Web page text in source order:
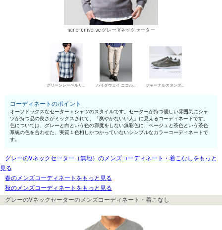
nano･universe グレー Vネックセーター
グリーンレーベルリラクシング シャツ ハイダウェイ ニコル デニムパンツ・ジーンズ ジャーナルスタンダード ローカットスニーカー
コーディネートのポイント
オーソドックスなセーター＋シャツのスタイルです。セーターが持つ優しい雰囲気にシャ
ツが持つ品の良さがミックスされて、「爽やかないい人」に見えるコーディネートです。
色については、グレーと白という色の邪魔をしない無彩色に、ベージュと茶色という茶色
系統の色を合わせた、実質１色相しかつかっていないシンプルなカラーコーディネートで
す。
グレーのVネックセーター（無地）のメンズコーディネート・着こなしをもっと
見る
春のメンズコーディネートをもっと見る
秋のメンズコーディネートをもっと見る
グレーのVネックセーターのメンズコーディネート・着こなし